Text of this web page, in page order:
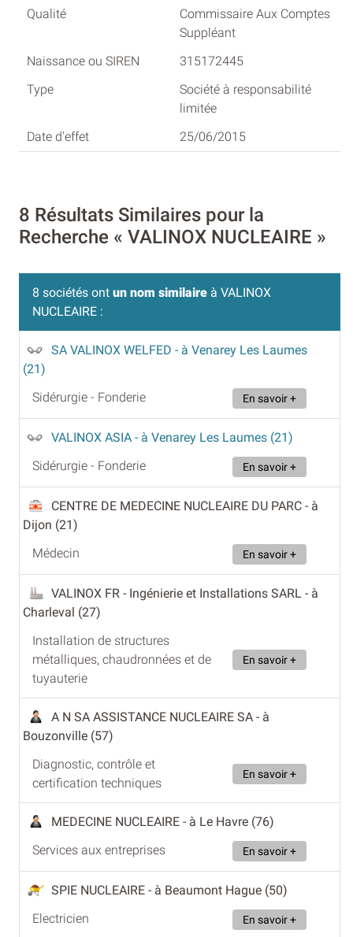
Commissaire Aux Comptes
Suppléant
315172445
Société à responsabilité
limitée
25/06/2015
8 Résultats Similaires pour la
Recherche « VALINOX NUCLEAIRE »
8 sociétés ont un nom similaire à VALINOX
NUCLEAIRE :
SA VALINOX WELFED - à Venarey Les Laumes
(21)
Sidérurgie - Fonderie
En savoir +
VALINOX ASIA - à Venarey Les Laumes (21)
Sidérurgie - Fonderie
En savoir +
CENTRE DE MEDECINE NUCLEAIRE DU PARC - à
Dijon (21)
Médecin
En savoir +
VALINOX FR - Ingénierie et Installations SARL - à
Charleval (27)
Installation de structures
métalliques, chaudronnées et de
tuyauterie
En savoir +
A N SA ASSISTANCE NUCLEAIRE SA - à
Bouzonville (57)
Diagnostic, contrôle et
certification techniques
En savoir +
MEDECINE NUCLEAIRE - à Le Havre (76)
Services aux entreprises
En savoir +
SPIE NUCLEAIRE - à Beaumont Hague (50)
Electricien
En savoir +